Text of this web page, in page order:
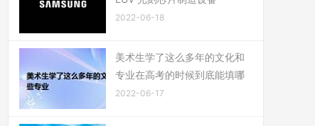
2022-06-18
美术生学了这么多年的文化和
专业在高考的时候到底能填哪
2022-06-17